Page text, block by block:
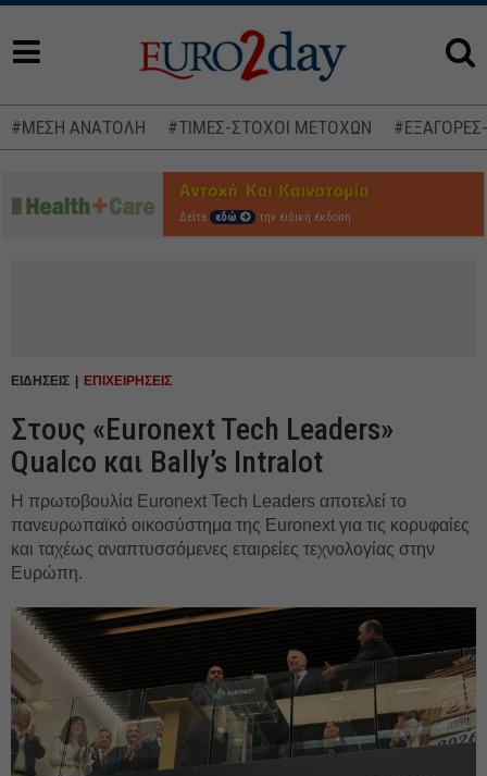
#ΜΕΣΗ ΑΝΑΤΟΛΗ #ΤΙΜΕΣ-ΣΤΟΧΟΙ ΜΕΤΟΧΩΝ
Δείτε εδώ την ειδική έκδοση
ΕΙΔΗΣΕΙΣ ΕΠΙΧΕΙΡΗΣΕΙΣ
Στους «Euronext Tech Leaders»
Qualco και Bally’s Intralot
Η πρωτοβουλία Euronext Tech Leaders αποτελεί το
πανευρωπαϊκό οικοσύστημα της Euronext για τις κορυφαίες
και ταχέως αναπτυσσόμενες εταιρείες τεχνολογίας στην
Ευρώπη.